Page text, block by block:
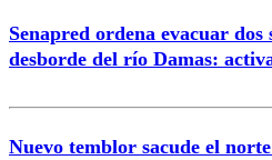
Correo
Senapred ordena evacuar
desborde del río Damas:
Nuevo temblor sacude el